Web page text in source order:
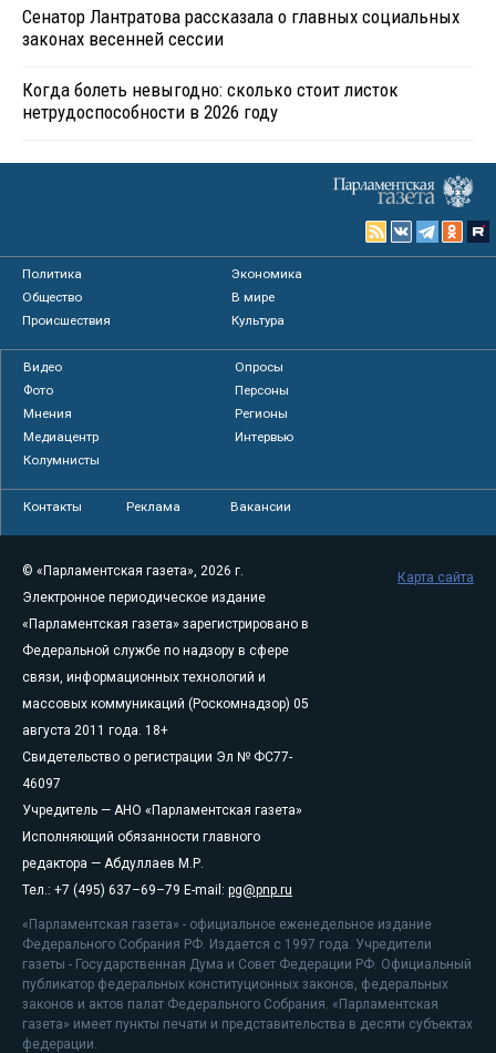
Сенатор Лантратова рассказала о главных социальных
законах весенней сессии
Когда болеть невыгодно: сколько стоит листок
нетрудоспособности в 2026 году
Политика
Экономика
Общество
В мире
Происшествия
Культура
Видео
Опросы
Фото
Персоны
Мнения
Регионы
Медиацентр
Интервью
Колумнисты
Контакты Реклама Вакансии
© «Парламентская газета», 2026 г.
Электронное периодическое издание
«Парламентская газета» зарегистрировано в
Федеральной службе по надзору в сфере
связи, информационных технологий и
массовых коммуникаций (Роскомнадзор) 05
августа 2011 года. 18+
Свидетельство о регистрации Эл № ФС77-
46097
Учредитель — АНО «Парламентская газета»
Исполняющий обязанности главного
редактора — Абдуллаев М.Р.
Тел.: +7 (495) 637–69–79 E-mail: pg@pnp.ru
«Парламентская газета» - официальное еженедельное издание
Федерального Собрания РФ. Издается с 1997 года. Учредители
газеты - Государственная Дума и Совет Федерации РФ. Официальный
публикатор федеральных конституционных законов, федеральных
законов и актов палат Федерального Собрания. «Парламентская
газета» имеет пункты печати и представительства в десяти субъектах
федерации.
Карта сайта